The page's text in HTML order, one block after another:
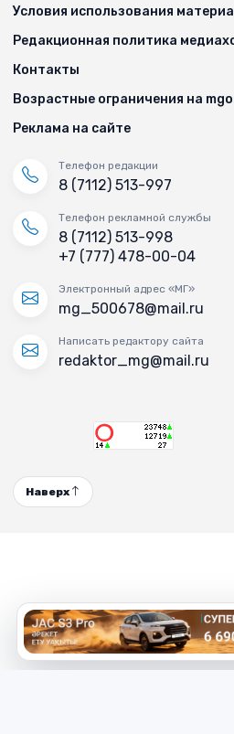
Условия использования
Редакционная политика
Контакты
Возрастные ограничения на
Реклама на сайте
Телефон редакции
8 (7112) 513-997
Телефон рекламной службы
8 (7112) 513-998
+7 (777) 478-00-04
Электронный адрес «МГ»
mg_500678@mail.ru
Написать редактору сайта
redaktor_mg@mail.ru
Наверх